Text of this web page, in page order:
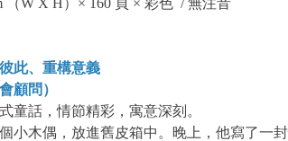
（W X H）× 160 頁 × 彩色 / 無注音
此、重構意義
顧問）
童話，情節精彩，寓意深刻。
小木偶，放進舊皮箱中。晚上，他寫了一